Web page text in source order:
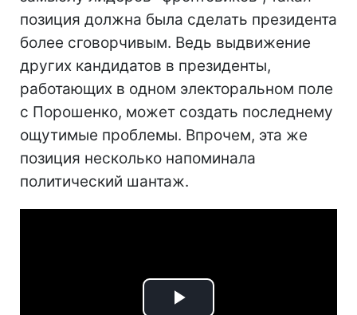
позиция должна была сделать президента
более сговорчивым. Ведь выдвижение
других кандидатов в президенты,
работающих в одном электоральном поле
с Порошенко, может создать последнему
ощутимые проблемы. Впрочем, эта же
позиция несколько напоминала
политический шантаж.